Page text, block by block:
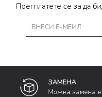
Претплатете се за да
ЗАМЕНА
Можна замена